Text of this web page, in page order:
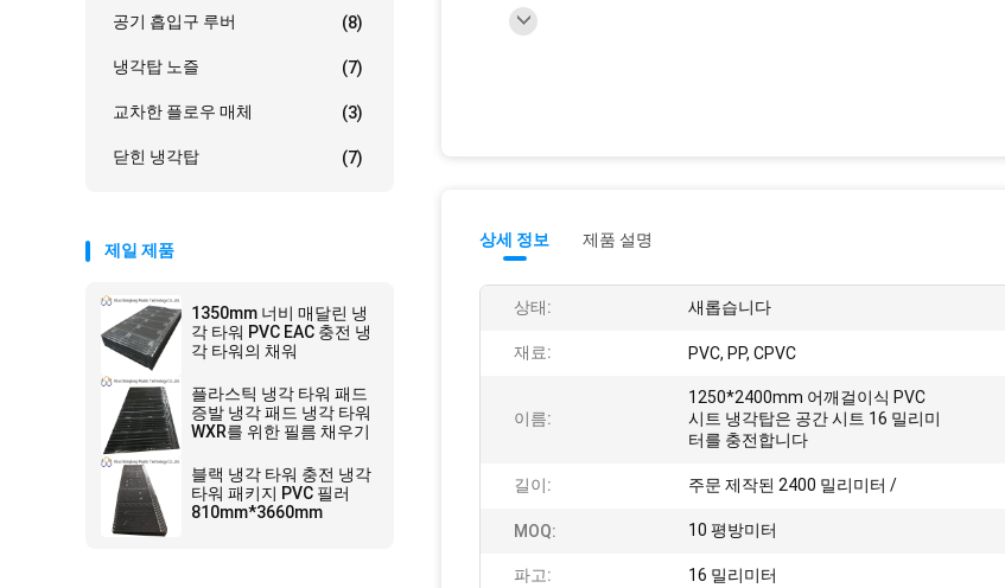
공기 흡입구 루버 (8)
냉각탑 노즐 (7)
교차한 플로우 매체 (3)
닫힌 냉각탑 (7)
제일 제품
1350mm 너비 매달린 냉
각 타워 PVC EAC 충전 냉
각 타워의 채워
플라스틱 냉각 타워 패드
증발 냉각 패드 냉각 타워
WXR를 위한 필름 채우기
블랙 냉각 타워 충전 냉각
타워 패키지 PVC 필러
810mm*3660mm
상세 정보 제품 설명
상태: 새롭습니다
재료: PVC, PP, CPVC
이름:
1250*2400mm 어깨걸이식 PVC
시트 냉각탑은 공간 시트 16 밀리미
터를 충전합니다
길이: 주문 제작된 2400 밀리미터 /
MOQ: 10 평방미터
파고: 16 밀리미터